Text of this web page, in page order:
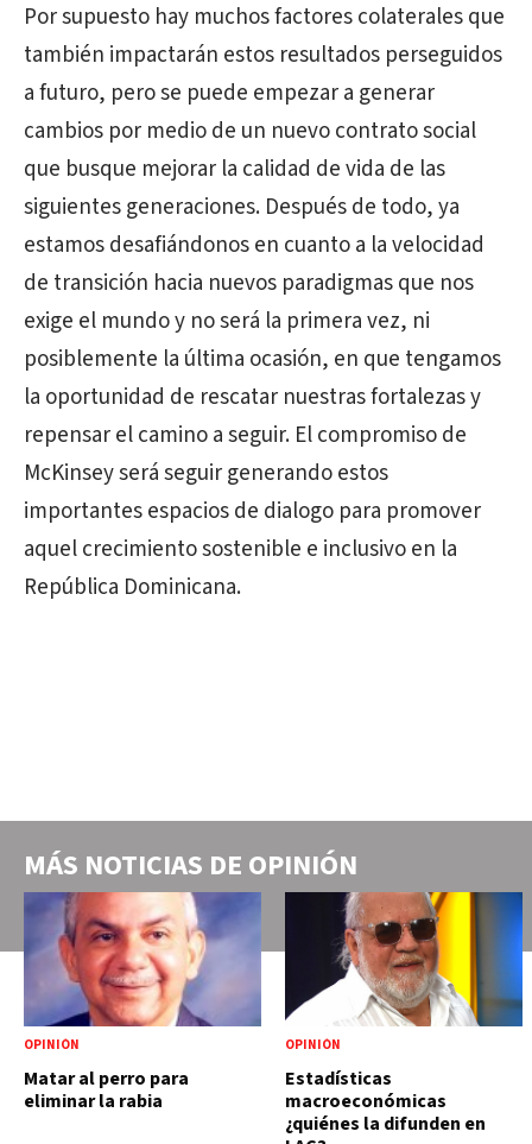
Por supuesto hay muchos factores colaterales que
también impactarán estos resultados perseguidos
a futuro, pero se puede empezar a generar
cambios por medio de un nuevo contrato social
que busque mejorar la calidad de vida de las
siguientes generaciones. Después de todo, ya
estamos desafiándonos en cuanto a la velocidad
de transición hacia nuevos paradigmas que nos
exige el mundo y no será la primera vez, ni
posiblemente la última ocasión, en que tengamos
la oportunidad de rescatar nuestras fortalezas y
repensar el camino a seguir. El compromiso de
McKinsey será seguir generando estos
importantes espacios de dialogo para promover
aquel crecimiento sostenible e inclusivo en la
República Dominicana.
MÁS NOTICIAS DE OPINIÓN
OPINIÓN
Matar al perro para
eliminar la rabia
OPINIÓN
Estadísticas
macroeconómicas
¿quiénes la difunden en